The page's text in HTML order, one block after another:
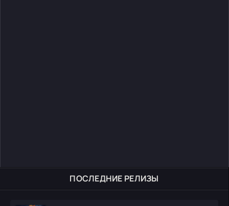
ПОСЛЕДНИЕ РЕЛИЗЫ